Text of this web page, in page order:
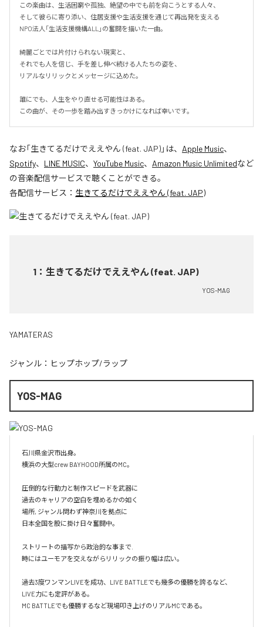
この楽曲は、生活困窮や孤独、絶望の中でも前を向こうとする人々、
そして彼らに寄り添い、住居支援や生活支援を通じて再出発を支える
NPO法人「生活支援機構ALL」の奮闘を描いた一曲。
綺麗ごとでは片付けられない現実と、
それでも人を信じ、手を差し伸べ続ける人たちの姿を、
リアルなリリックとメッセージに込めた。
誰にでも、人生をやり直せる可能性はある。
この曲が、その一歩を踏み出すきっかけになれば幸いです。
なお「生きてるだけでええやん (feat. JAP)」は、 Apple Music、
Spotify、 LINE MUSIC、 YouTube Music、 Amazon Music Unlimitedなど
の音楽配信サービスで聴くことができる。
各配信サービス： 生きてるだけでええやん (feat. JAP)
1 ： 生きてるだけでええやん (feat. JAP)
YOS-MAG
YAMATERAS
ジャンル： ヒップホップ/ラップ
YOS-MAG
石川県金沢市出身。
横浜の大型crew BAYHOOD所属のMC。
圧倒的な行動力と制作スピードを武器に
過去のキャリアの空白を埋めるかの如く
場所, ジャンル問わず神奈川を拠点に
日本全国を股に掛け日々奮闘中。
ストリートの描写から政治的な事まで.
時にはユーモアを交えながらリリックの振り幅は広い。
過去3度ワンマンLIVEを成功、LIVE BATTLEでも幾多の優勝を誇るなど、
LIVE力にも定評がある。
MC BATTLEでも優勝するなど現場叩き上げのリアルMCである。